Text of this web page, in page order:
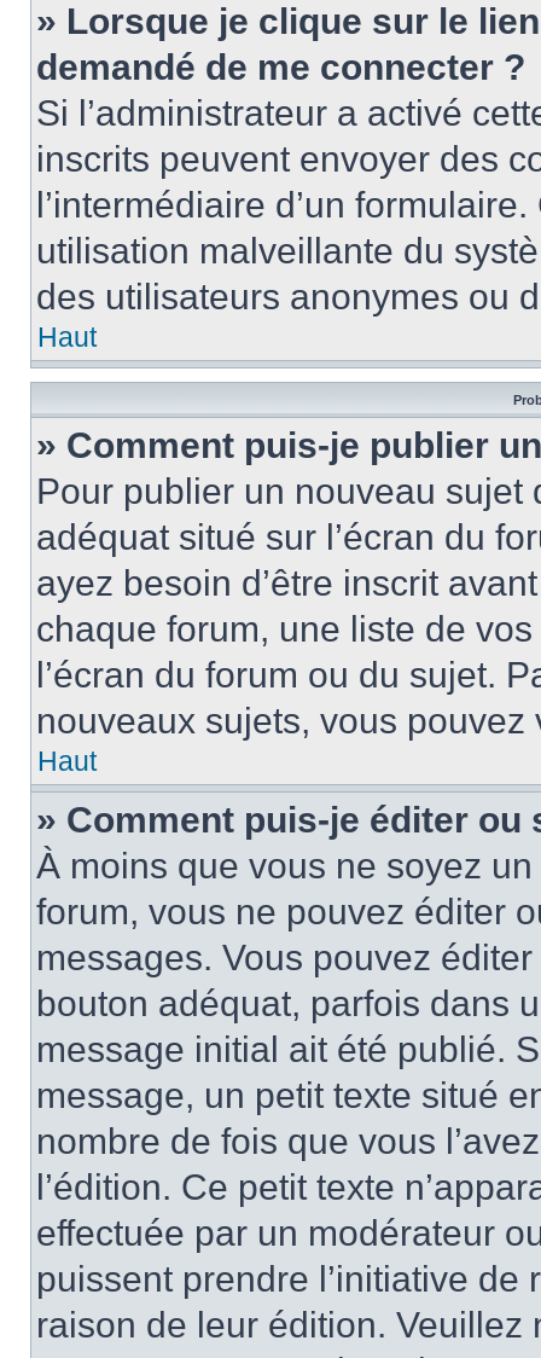
» Lorsque je clique sur le
demandé de me connecter ?
Si l’administrateur a activé
inscrits peuvent envoyer des
l’intermédiaire d’un
utilisation malveillante du
des utilisateurs anonymes ou
Haut
» Comment puis-je publier
Pour publier un nouveau
adéquat situé sur l’écran du
ayez besoin d’être inscrit
chaque forum, une liste de
l’écran du forum ou du sujet.
nouveaux sujets, vous
Haut
» Comment puis-je éditer
À moins que vous ne soyez
forum, vous ne pouvez éditer
messages. Vous pouvez
bouton adéquat, parfois dans
message initial ait été publié.
message, un petit texte situé
nombre de fois que vous
l’édition. Ce petit texte
effectuée par un modérateur
puissent prendre l’initiative
raison de leur édition.